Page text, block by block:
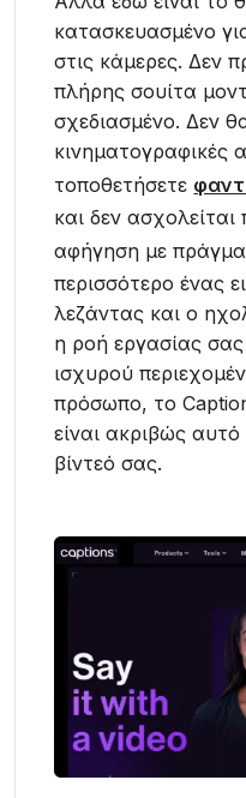
κατασκευασμένο
στις κάμερες. Δεν
πλήρης σουίτα
σχεδιασμένο. Δεν
κινηματογραφικές
τοποθετήσετε
και δεν
αφήγηση με
περισσότερο ένας
λεζάντας και ο
η ροή εργασίας
ισχυρού
πρόσωπο, το
είναι ακριβώς
βίντεό σας.